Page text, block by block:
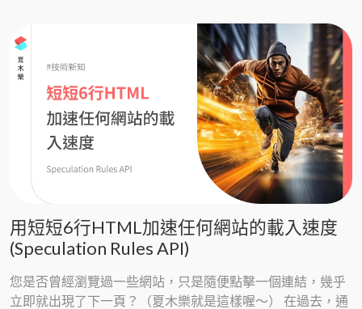
用短短6行HTML加速任何網站的載入速度
(Speculation Rules API)
您是否曾經瀏覽過一些網站，只是隨便點擊一個連結，幾乎
立即就出現了下一頁？（夏木樂就是這樣喔～） 在過去，通